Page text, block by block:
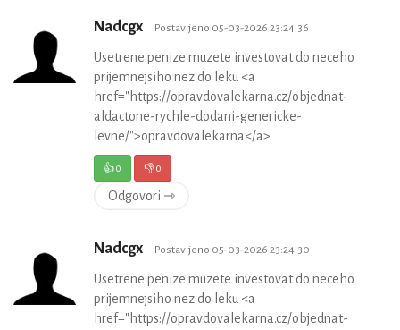
Nadcgx Postavljeno 05-03-2026 23:24:36
Usetrene penize muzete investovat do neceho
prijemnejsiho nez do leku <a
href="https://opravdovalekarna.cz/objednat-
aldactone-rychle-dodani-genericke-
levne/">opravdovalekarna</a>
👍0 👎0
Odgovori ⇾
Nadcgx Postavljeno 05-03-2026 23:24:30
Usetrene penize muzete investovat do neceho
prijemnejsiho nez do leku <a
href="https://opravdovalekarna.cz/objednat-